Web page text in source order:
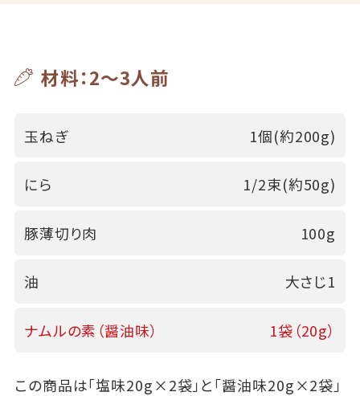
材料：2～3人前
玉ねぎ 1個(約200g)
にら 1/2束(約50g)
豚薄切り肉 100g
油 大さじ1
ナムルの素（醤油味） 1袋（20g）
この商品は「塩味20g×2袋」と「醤油味20g×2袋」